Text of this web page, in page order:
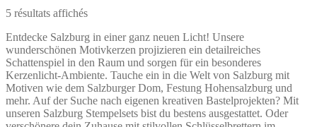
5 résultats affichés
Entdecke Salzburg in einer ganz neuen Licht! Unsere
wunderschönen Motivkerzen projizieren ein detailreiches
Schattenspiel in den Raum und sorgen für ein besonderes
Kerzenlicht-Ambiente. Tauche ein in die Welt von Salzburg mit
Motiven wie dem Salzburger Dom, Festung Hohensalzburg und
mehr. Auf der Suche nach eigenen kreativen Bastelprojekten? Mit
unseren Salzburg Stempelsets bist du bestens ausgestattet. Oder